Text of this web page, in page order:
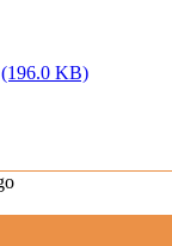
(196.0 KB)